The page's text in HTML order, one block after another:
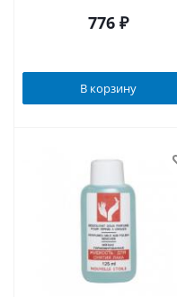
776₽
В корзину